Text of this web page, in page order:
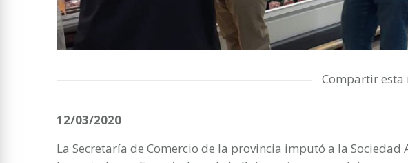
Compartir esta
12/03/2020
La Secretaría de Comercio de la provincia imputó a la Sociedad